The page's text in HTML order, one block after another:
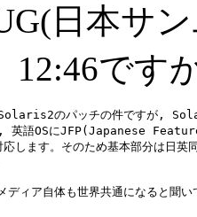
日本サ
12:46です
のパッチの件ですが,
, 英語OSにJFP(Japanese
します。そのため基本部分は日英